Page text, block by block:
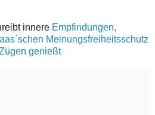
innere Empfindungen,
Meinungsfreiheitsschutz
genießt